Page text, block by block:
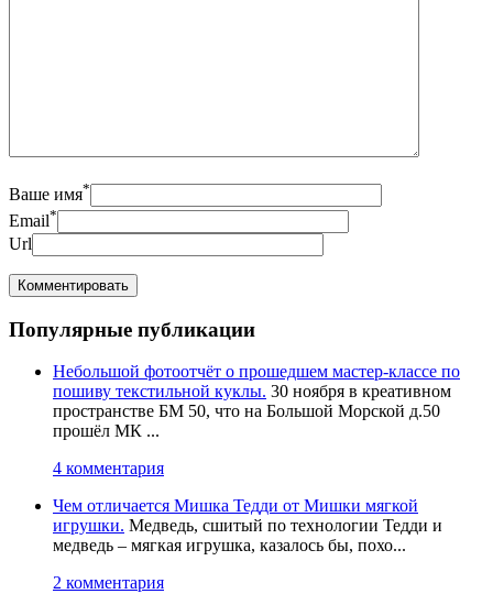
Ваше имя*
Email*
Url
Популярные публикации
Небольшой фотоотчёт о прошедшем мастер-классе по
пошиву текстильной куклы. 30 ноября в креативном
пространстве БМ 50, что на Большой Морской д.50
прошёл МК ...
4 комментария
Чем отличается Мишка Тедди от Мишки мягкой
игрушки. Медведь, сшитый по технологии Тедди и
медведь – мягкая игрушка, казалось бы, похо...
2 комментария